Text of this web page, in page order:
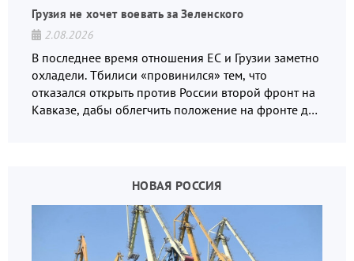
Грузия не хочет воевать за Зеленского
2.08.2026
В последнее время отношения ЕС и Грузии заметно
охладели. Тбилиси «провинился» тем, что
отказался открыть против России второй фронт на
Кавказе, дабы облегчить положение на фронте для
НОВАЯ РОССИЯ